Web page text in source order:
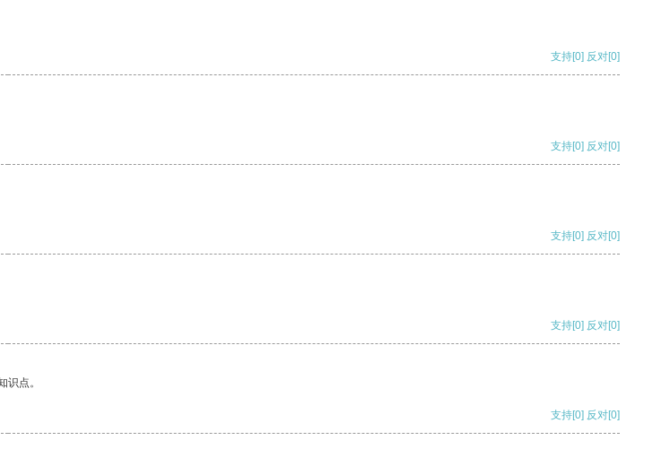
支持[0] 反对[0]
支持[0] 反对[0]
支持[0] 反对[0]
支持[0] 反对[0]
点。
支持[0] 反对[0]